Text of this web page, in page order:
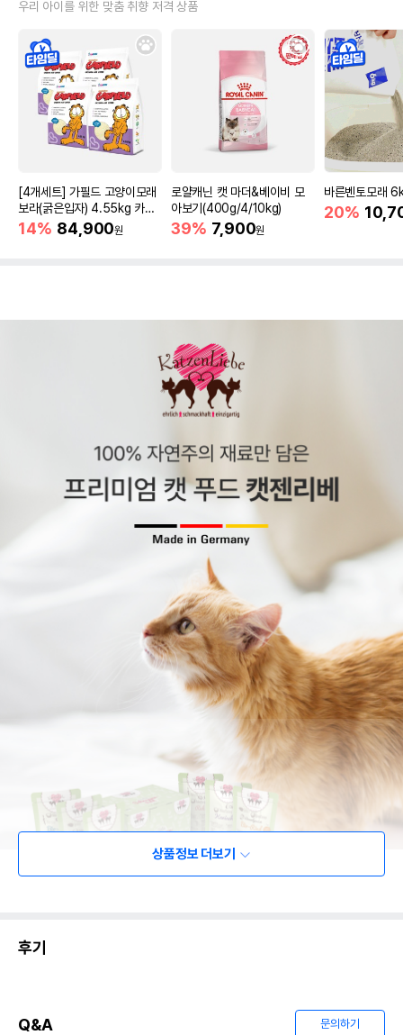
우리 아이를 위한 맞춤 취향 저격 상품
[4개세트] 가필드 고양이모래
보라(굵은입자) 4.55kg 카사
바모래
14% 84,900원
로얄캐닌 캣 마더&베이비 모
아보기(400g/4/10kg)
39% 7,900원
바른벤토모래
20%
상품정보 더보기
후기
Q&A 문의하기